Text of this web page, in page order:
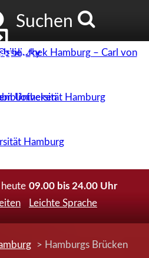
Suchen
heute 09.00 bis 24.00 Uhr
Leichte Sprache
> Hamburgs Brücken